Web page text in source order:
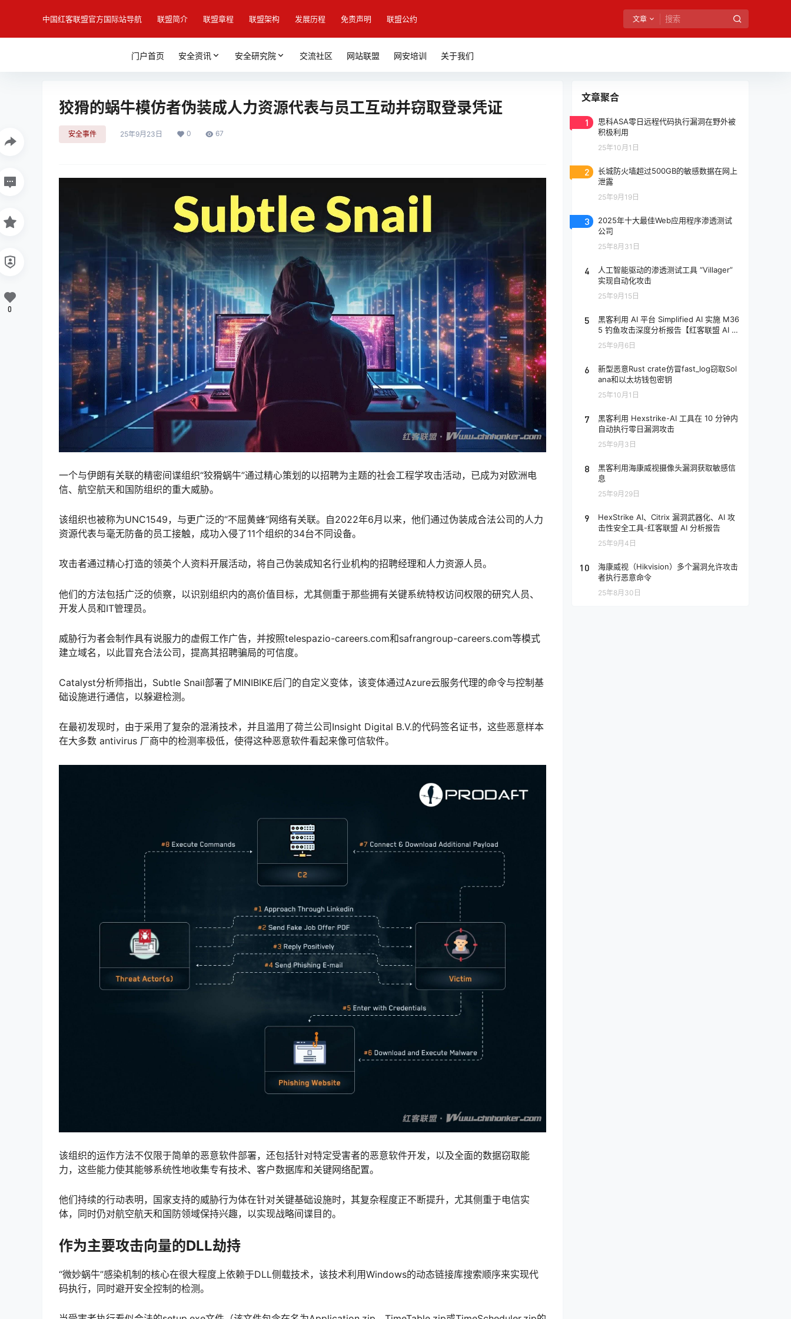
中国红客联盟官方国际站导航 联盟简介 联盟章程 联盟架构 发展历程 免责声明 联盟公约 文章
门户首页 安全资讯 安全研究院 交流社区 网站联盟 网安培训 关于我们
狡猾的蜗牛模仿者伪装成人力资源代表与员工互动并窃取登录凭证
安全事件 25年9月23日 0 67
一个与伊朗有关联的精密间谍组织“狡猾蜗牛”通过精心策划的以招聘为主题的社会工程学攻击活动，已成为对欧洲电
信、航空航天和国防组织的重大威胁。
该组织也被称为UNC1549，与更广泛的“不屈黄蜂”网络有关联。自2022年6月以来，他们通过伪装成合法公司的人力
资源代表与毫无防备的员工接触，成功入侵了11个组织的34台不同设备。
攻击者通过精心打造的领英个人资料开展活动，将自己伪装成知名行业机构的招聘经理和人力资源人员。
他们的方法包括广泛的侦察，以识别组织内的高价值目标，尤其侧重于那些拥有关键系统特权访问权限的研究人员、
开发人员和IT管理员。
威胁行为者会制作具有说服力的虚假工作广告，并按照telespazio-careers.com和safrangroup-careers.com等模式
建立域名，以此冒充合法公司，提高其招聘骗局的可信度。
Catalyst分析师指出，Subtle Snail部署了MINIBIKE后门的自定义变体，该变体通过Azure云服务代理的命令与控制基
础设施进行通信，以躲避检测。
在最初发现时，由于采用了复杂的混淆技术，并且滥用了荷兰公司Insight Digital B.V.的代码签名证书，这些恶意样本
在大多数 antivirus 厂商中的检测率极低，使得这种恶意软件看起来像可信软件。
该组织的运作方法不仅限于简单的恶意软件部署，还包括针对特定受害者的恶意软件开发，以及全面的数据窃取能
力，这些能力使其能够系统性地收集专有技术、客户数据库和关键网络配置。
他们持续的行动表明，国家支持的威胁行为体在针对关键基础设施时，其复杂程度正不断提升，尤其侧重于电信实
体，同时仍对航空航天和国防领域保持兴趣，以实现战略间谍目的。
作为主要攻击向量的DLL劫持
“微妙蜗牛”感染机制的核心在很大程度上依赖于DLL侧载技术，该技术利用Windows的动态链接库搜索顺序来实现代
码执行，同时避开安全控制的检测。
0
文章聚合
1
思科ASA零日远程代码执行漏洞在野外被
积极利用
25年10月1日
2
长城防火墙超过500GB的敏感数据在网上
泄露
25年9月19日
3
2025年十大最佳Web应用程序渗透测试
公司
25年8月31日
4
人工智能驱动的渗透测试工具 “Villager”
实现自动化攻击
25年9月15日
5
黑客利用 AI 平台 Simplified AI 实施 M36
5 钓鱼攻击深度分析报告【红客联盟 AI 分
析】
25年9月6日
6
新型恶意Rust crate仿冒fast_log窃取Sol
ana和以太坊钱包密钥
25年10月1日
7
黑客利用 Hexstrike-AI 工具在 10 分钟内
自动执行零日漏洞攻击
25年9月3日
8
黑客利用海康威视摄像头漏洞获取敏感信
息
25年9月29日
9
HexStrike AI、Citrix 漏洞武器化、AI 攻
击性安全工具-红客联盟 AI 分析报告
25年9月4日
10
海康威视（Hikvision）多个漏洞允许攻击
者执行恶意命令
25年8月30日